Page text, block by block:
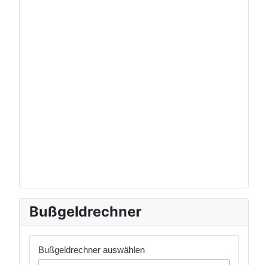
Bußgeldrechner